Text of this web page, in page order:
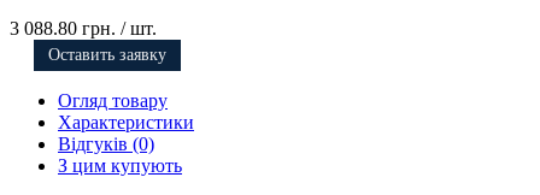
3 088.80 грн. / шт.
Оставить заявку
Огляд товару
Характеристики
Відгуків (0)
З цим купують